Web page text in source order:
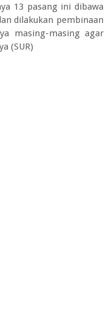
13 pasang ini dibawa
dilakukan pembinaan
masing-masing agar
(SUR)